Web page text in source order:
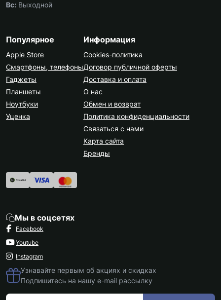
Вс: Выходной
Популярное
Apple Store
Смартфоны, телефоны
Гаджеты
Планшеты
Ноутбуки
Уценка
Информация
Cookies-политика
Договор публичной оферты
Доставка и оплата
О нас
Обмен и возврат
Политика конфиденциальности
Связаться с нами
Карта сайта
Бренды
Мы в соцсетях
Facebook
Youtube
Instagram
Узнавайте первым об акциях и скидках
Подпишитесь на нашу e-mail рассылку